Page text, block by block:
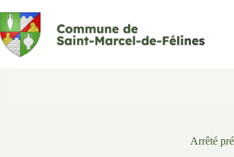
au
contenu
Arrêté